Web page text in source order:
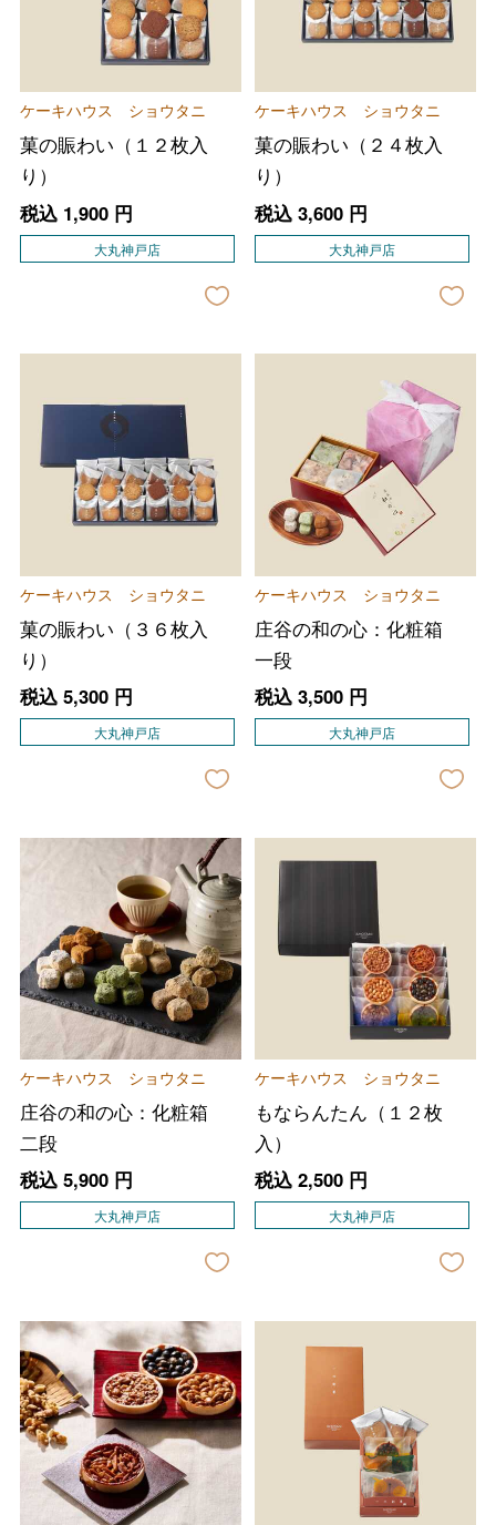
ケーキハウス ショウタニ
菓の賑わい（１２枚入
り）
税込 1,900円
大丸神戸店
ケーキハウス ショウタニ
菓の賑わい（２４枚入
り）
税込 3,600円
大丸神戸店
ケーキハウス ショウタニ
菓の賑わい（３６枚入
り）
税込 5,300円
大丸神戸店
ケーキハウス ショウタニ
庄谷の和の心：化粧箱
一段
税込 3,500円
大丸神戸店
ケーキハウス ショウタニ
庄谷の和の心：化粧箱
二段
税込 5,900円
大丸神戸店
ケーキハウス ショウタニ
もならんたん（１２枚
入）
税込 2,500円
大丸神戸店